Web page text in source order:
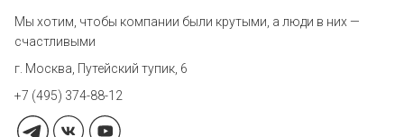
Мы хотим, чтобы компании были крутыми, а люди в них —
счастливыми
г. Москва, Путейский тупик, 6
+7 (495) 374-88-12